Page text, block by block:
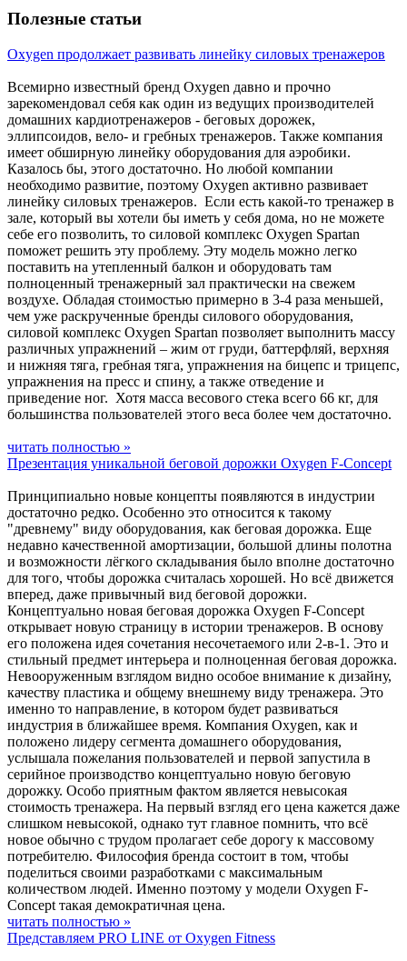
Полезные статьи
Oxygen продолжает развивать линейку силовых тренажеров
Всемирно известный бренд Oxygen давно и прочно
зарекомендовал себя как один из ведущих производителей
домашних кардиотренажеров - беговых дорожек,
эллипсоидов, вело- и гребных тренажеров. Также компания
имеет обширную линейку оборудования для аэробики.
Казалось бы, этого достаточно. Но любой компании
необходимо развитие, поэтому Oxygen активно развивает
линейку силовых тренажеров. Если есть какой-то тренажер в
зале, который вы хотели бы иметь у себя дома, но не можете
себе его позволить, то силовой комплекс Oxygen Spartan
поможет решить эту проблему. Эту модель можно легко
поставить на утепленный балкон и оборудовать там
полноценный тренажерный зал практически на свежем
воздухе. Обладая стоимостью примерно в 3-4 раза меньшей,
чем уже раскрученные бренды силового оборудования,
силовой комплекс Oxygen Spartan позволяет выполнить массу
различных упражнений – жим от груди, баттерфляй, верхняя
и нижняя тяга, гребная тяга, упражнения на бицепс и трицепс,
упражнения на пресс и спину, а также отведение и
приведение ног. Хотя масса весового стека всего 66 кг, для
большинства пользователей этого веса более чем достаточно.
читать полностью »
Презентация уникальной беговой дорожки Oxygen F-Concept
Принципиально новые концепты появляются в индустрии
достаточно редко. Особенно это относится к такому
"древнему" виду оборудования, как беговая дорожка. Еще
недавно качественной амортизации, большой длины полотна
и возможности лёгкого складывания было вполне достаточно
для того, чтобы дорожка считалась хорошей. Но всё движется
вперед, даже привычный вид беговой дорожки.
Концептуально новая беговая дорожка Oxygen F-Concept
открывает новую страницу в истории тренажеров. В основу
его положена идея сочетания несочетаемого или 2-в-1. Это и
стильный предмет интерьера и полноценная беговая дорожка.
Невооруженным взглядом видно особое внимание к дизайну,
качеству пластика и общему внешнему виду тренажера. Это
именно то направление, в котором будет развиваться
индустрия в ближайшее время. Компания Oxygen, как и
положено лидеру сегмента домашнего оборудования,
услышала пожелания пользователей и первой запустила в
серийное производство концептуально новую беговую
дорожку. Особо приятным фактом является невысокая
стоимость тренажера. На первый взгляд его цена кажется даже
слишком невысокой, однако тут главное помнить, что всё
новое обычно с трудом пролагает себе дорогу к массовому
потребителю. Философия бренда состоит в том, чтобы
поделиться своими разработками с максимальным
количеством людей. Именно поэтому у модели Oxygen F-
Concept такая демократичная цена.
читать полностью »
Представляем PRO LINE от Oxygen Fitness